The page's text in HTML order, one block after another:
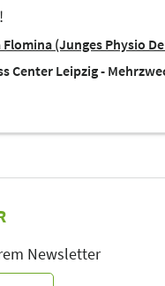
(Junges Physio
Center Leipzig -
Newsletter